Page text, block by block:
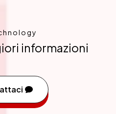
informazioni